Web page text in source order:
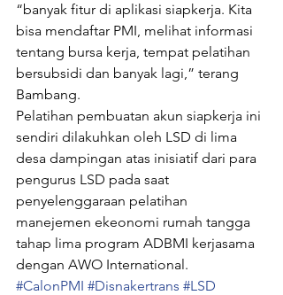
“banyak fitur di aplikasi siapkerja. Kita
bisa mendaftar PMI, melihat informasi
tentang bursa kerja, tempat pelatihan
bersubsidi dan banyak lagi,” terang
Bambang.
Pelatihan pembuatan akun siapkerja ini
sendiri dilakuhkan oleh LSD di lima
desa dampingan atas inisiatif dari para
pengurus LSD pada saat
penyelenggaraan pelatihan
manejemen ekeonomi rumah tangga
tahap lima program ADBMI kerjasama
dengan AWO International.
#CalonPMI #Disnakertrans #LSD